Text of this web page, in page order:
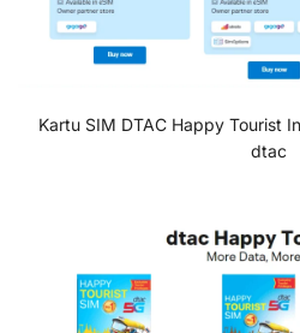
Kartu SIM DTAC Happy Tourist
dtac